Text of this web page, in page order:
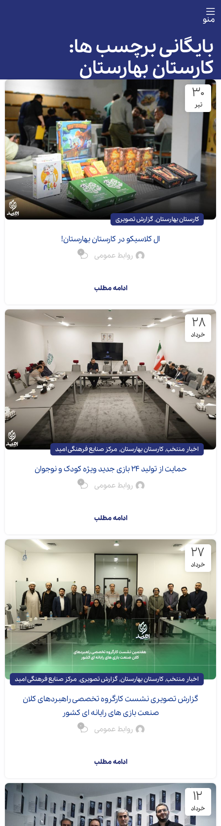
منو
بایگانی برچسب ها:
کارستان بهارستان
۳۰
تیر
کارستان بهارستان, گزارش تصویری
ال کلاسیکو در کارستان بهارستان!
روابط عمومی 0
ادامه مطلب
۲۸
خرداد
اخبار منتخب, کارستان بهارستان, مرکز صنایع فرهنگی امید
حمایت از تولید 24 بازی جدید ویژه کودک و نوجوان
روابط عمومی 0
ادامه مطلب
۲۷
خرداد
اخبار منتخب, کارستان بهارستان, گزارش تصویری, مرکز صنایع فرهنگی امید
گزارش تصویری نشست کارگروه تخصصی راهبردهای کلان
صنعت بازی های رایانه ای کشور
روابط عمومی 0
ادامه مطلب
۱۲
خرداد